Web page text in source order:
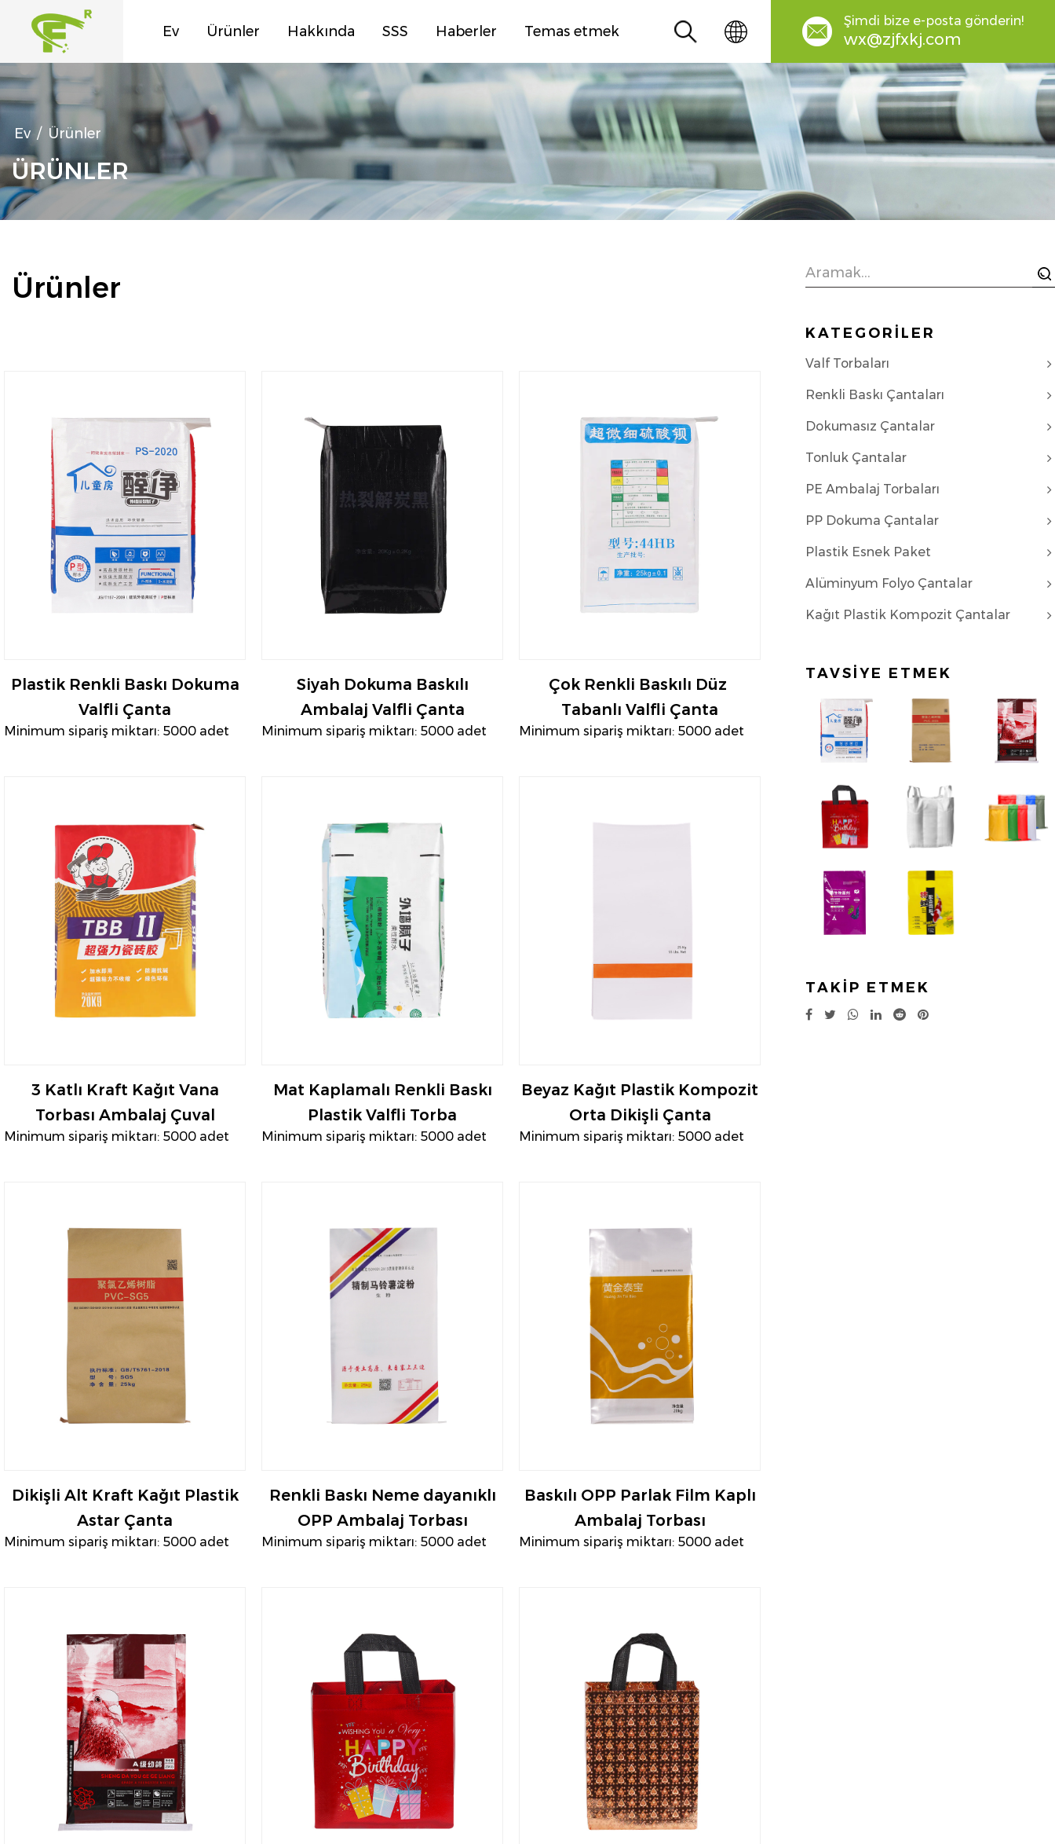
Ev Ürünler Hakkında SSS Haberler Temas etmek
Şimdi bize e-posta gönderin!
wx@zjfxkj.com
Ev / Ürünler
ÜRÜNLER
Ürünler
Plastik Renkli Baskı Dokuma
Valfli Çanta
Minimum sipariş miktarı: 5000 adet
Siyah Dokuma Baskılı
Ambalaj Valfli Çanta
Minimum sipariş miktarı: 5000 adet
Çok Renkli Baskılı Düz ​​
Tabanlı Valfli Çanta
Minimum sipariş miktarı: 5000 adet
3 Katlı Kraft Kağıt Vana
Torbası Ambalaj Çuval
Minimum sipariş miktarı: 5000 adet
Mat Kaplamalı Renkli Baskı
Plastik Valfli Torba
Minimum sipariş miktarı: 5000 adet
Beyaz Kağıt Plastik Kompozit
Orta Dikişli Çanta
Minimum sipariş miktarı: 5000 adet
Dikişli Alt Kraft Kağıt Plastik
Astar Çanta
Minimum sipariş miktarı: 5000 adet
Renkli Baskı Neme dayanıklı
OPP Ambalaj Torbası
Minimum sipariş miktarı: 5000 adet
Baskılı OPP Parlak Film Kaplı
Ambalaj Torbası
Minimum sipariş miktarı: 5000 adet
KATEGORİLER
Valf Torbaları
Renkli Baskı Çantaları
Dokumasız Çantalar
Tonluk Çantalar
PE Ambalaj Torbaları
PP Dokuma Çantalar
Plastik Esnek Paket
Alüminyum Folyo Çantalar
Kağıt Plastik Kompozit Çantalar
TAVSİYE ETMEK
TAKİP ETMEK